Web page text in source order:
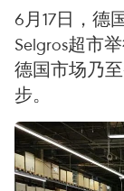
6月17日，德
Selgros超市
德国市场乃
步。